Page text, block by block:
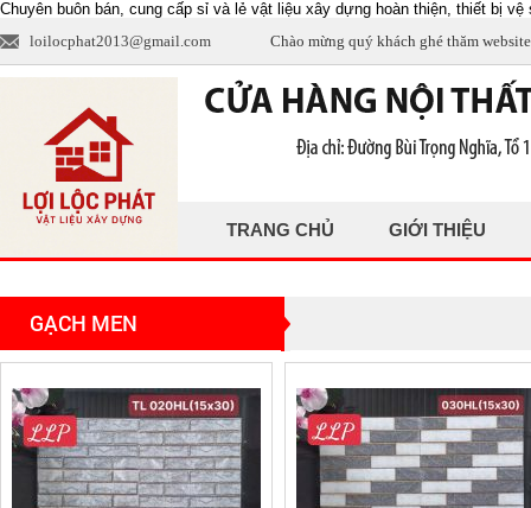
Chuyên buôn bán, cung cấp sỉ và lẻ vật liệu xây dựng hoàn thiện, thiết bị
loilocphat2013@gmail.com
Chào mừng quý khách ghé thăm
TRANG CHỦ GIỚI THIỆU
GẠCH MEN